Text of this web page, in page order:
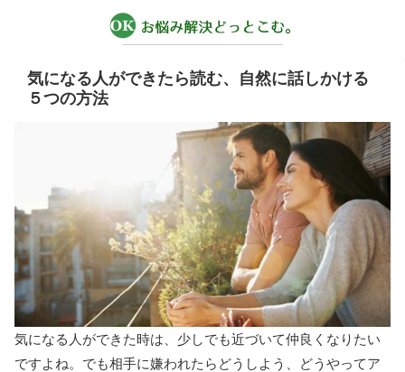
気になる人ができたら読む、自然に話しかける
５つの方法
気になる人ができた時は、少しでも近づいて仲良くなりたい
ですよね。でも相手に嫌われたらどうしよう、どうやってア